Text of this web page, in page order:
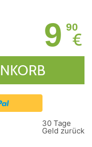
9 90
€
30 Tage
Geld zurück